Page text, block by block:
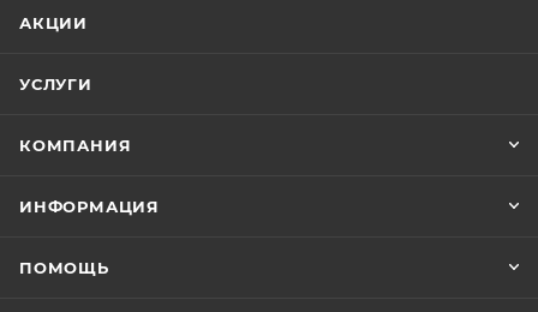
АКЦИИ
УСЛУГИ
КОМПАНИЯ
ИНФОРМАЦИЯ
ПОМОЩЬ